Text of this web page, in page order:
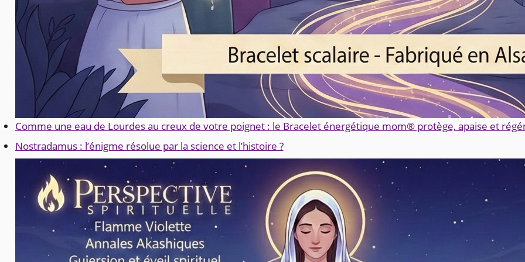
Comme une eau de Lourdes au creux de votre poignet : le Bracelet énergétique mom® protège, apaise et
Nostradamus : l’énigme résolue par la science et l’histoire ?